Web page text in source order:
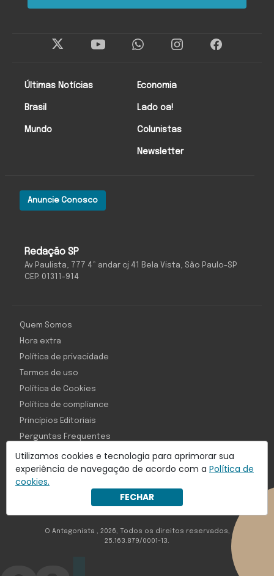
Utilizamos cookies e tecnologia para aprimorar sua
experiência de navegação de acordo com a Política de
cookies.
FECHAR
Redação SP
Av Paulista, 777 4º andar cj 41 Bela Vista, São Paulo-SP
CEP: 01311-914
Anuncie Conosco
Últimas Notícias
Brasil
Mundo
Economia
Lado oa!
Colunistas
Newsletter
Com inteligência e tecnologia:
Object1ve - Marketing Solution
Quem Somos
Hora extra
Política de privacidade
Termos de uso
Política de Cookies
Política de compliance
Princípios Editoriais
Perguntas Frequentes
O Antagonista , 2026, Todos os direitos reservados,
25.163.879/0001-13.